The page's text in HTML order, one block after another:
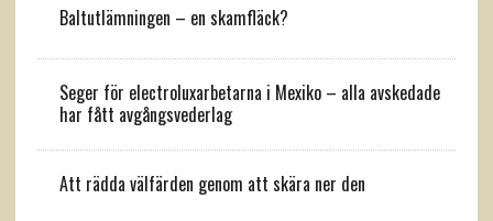
Baltutlämningen – en skamfläck?
Seger för electroluxarbetarna i Mexiko – alla avskedade
har fått avgångsvederlag
Att rädda välfärden genom att skära ner den